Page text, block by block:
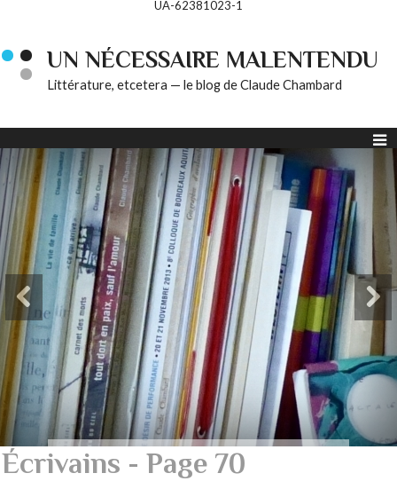
UA-62381023-1
UN NÉCESSAIRE MALENTENDU
Littérature, etcetera — le blog de Claude Chambard
Écrivains - Page 70